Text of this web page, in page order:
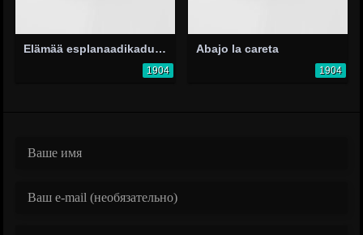
Elämää esplanaadikadulla
1904
Abajo la careta
1904